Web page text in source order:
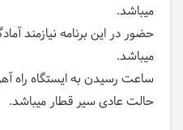
میباشد.
حضور در این برنامه نیازمند
میباشد.
حالت عادی سیر قطار میباشد.